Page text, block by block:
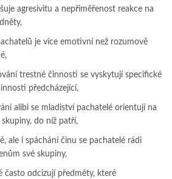
a­gre­si­vi­tu a ne­přiměřenost reakce na
je více emotivní než rozumově
trestné činnosti se vyskytují specifické
před­chá­­ze­jící,
alibi se mladiství pachatelé orientují na
skupiny, do níž pa­tří,
ale i spáchání činu se pachatelé rádi
své skupiny,
často odcizují předměty, které